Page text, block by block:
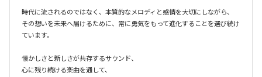
時代に流されるのではなく、本質的なメロディと感情を大切にしながら、
その想いを未来へ届けるために、常に勇気をもって進化することを選び続け
ています。
懐かしさと新しさが共存するサウンド、
心に残り続ける楽曲を通して、